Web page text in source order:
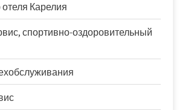
Карелия
спортивно-оздоровительный